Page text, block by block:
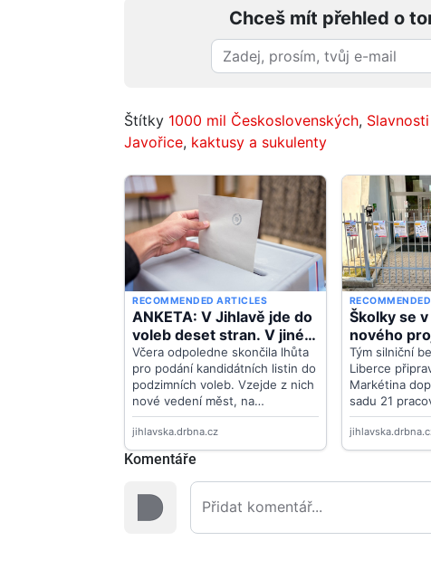
Chceš mít přehled o
Štítky 1000 mil Československých,
Javořice, kaktusy a sukulenty
Komentáře